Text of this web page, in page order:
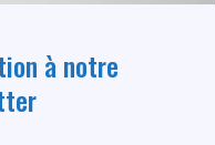
à notre